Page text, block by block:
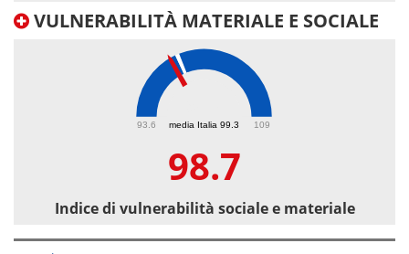
VULNERABILITÀ MATERIALE E SOCIALE
media Italia 99.3
93.6 109
98.7
Indice di vulnerabilità sociale e materiale